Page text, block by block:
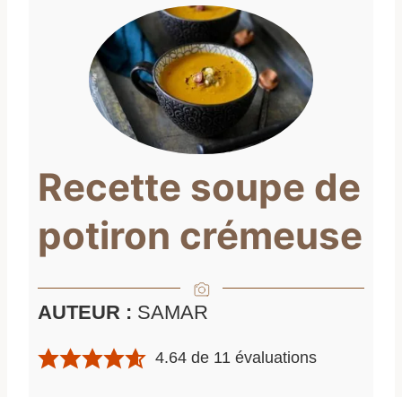
Recette soupe de
potiron crémeuse
AUTEUR : SAMAR
4.64 de 11 évaluations